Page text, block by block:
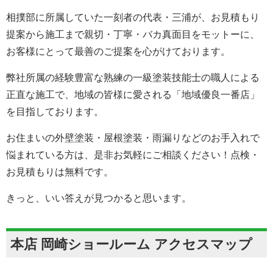
相撲部に所属していた一刻者の代表・三浦が、お見積もり
提案から施工まで親切・丁寧・バカ真面目をモットーに、
お客様にとって最善のご提案を心がけております。
弊社所属の経験豊富な熟練の一級塗装技能士の職人による
正直な施工で、地域の皆様に愛される「地域優良一番店」
を目指しております。
お住まいの外壁塗装・屋根塗装・雨漏りなどのお手入れで
悩まれている方は、是非お気軽にご相談ください！点検・
お見積もりは無料です。
きっと、いい答えが見つかると思います。
本店 岡崎ショールーム アクセスマップ